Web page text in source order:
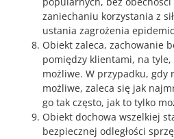
zaniechaniu korzystania z
ustania zagrożenia
Obiekt zaleca, zachowanie
pomiędzy klientami, na
możliwe. W przypadku, gdy
możliwe, zaleca się jak
go tak często, jak to tylko
Obiekt dochowa wszelkiej
bezpiecznej odległości